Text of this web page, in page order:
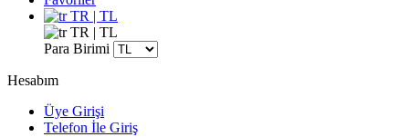
TR | TL
TR | TL
Para Birimi
Hesabım
Üye Girişi
Telefon İle Giriş